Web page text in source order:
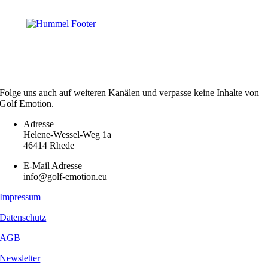
Folge uns auch auf weiteren Kanälen und verpasse keine Inhalte von
Golf Emotion.
Adresse
Helene-Wessel-Weg 1a
46414 Rhede
E-Mail Adresse
info@golf-emotion.eu
Impressum
Datenschutz
AGB
Newsletter